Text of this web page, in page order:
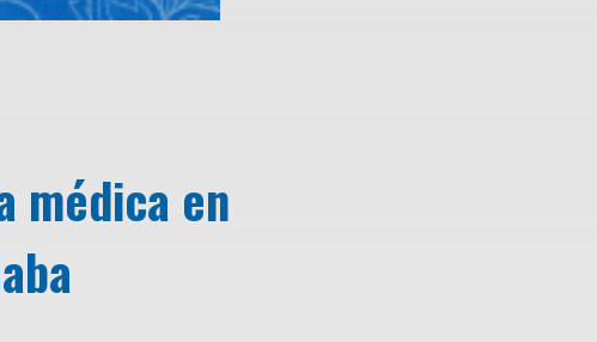
médica en